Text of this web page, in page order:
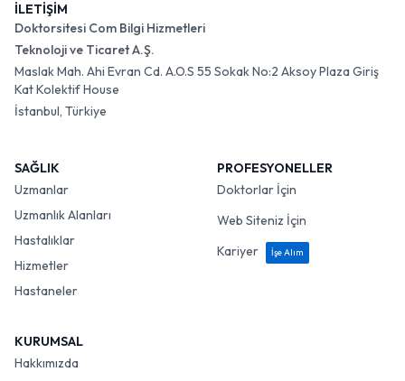
İLETİŞİM
Doktorsitesi Com Bilgi Hizmetleri
Teknoloji ve Ticaret A.Ş.
Maslak Mah. Ahi Evran Cd. A.O.S 55 Sokak No:2 Aksoy Plaza Giriş
Kat Kolektif House
İstanbul, Türkiye
SAĞLIK
Uzmanlar
Uzmanlık Alanları
Hastalıklar
Hizmetler
Hastaneler
PROFESYONELLER
Doktorlar İçin
Web Siteniz İçin
Kariyer
İşe Alım
KURUMSAL
Hakkımızda